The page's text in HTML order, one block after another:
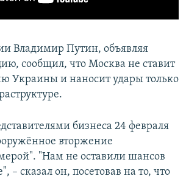
Владимир Путин, объявляя
сообщил, что Москва не ставит
Украины и наносит удары только
бизнеса 24 февраля
вторжение
"Нам не оставили шансов
– сказал он, посетовав на то, что